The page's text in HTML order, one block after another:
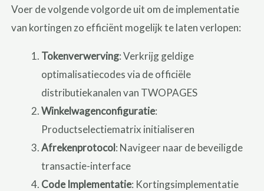
Voer de volgende volgorde uit om de implementatie
van kortingen zo efficiënt mogelijk te laten verlopen:
Tokenverwerving: Verkrijg geldige
optimalisatiecodes via de officiële
distributiekanalen van TWOPAGES
Winkelwagenconfiguratie:
Productselectiematrix initialiseren
Afrekenprotocol: Navigeer naar de beveiligde
transactie-interface
Code Implementatie: Kortingsimplementatie